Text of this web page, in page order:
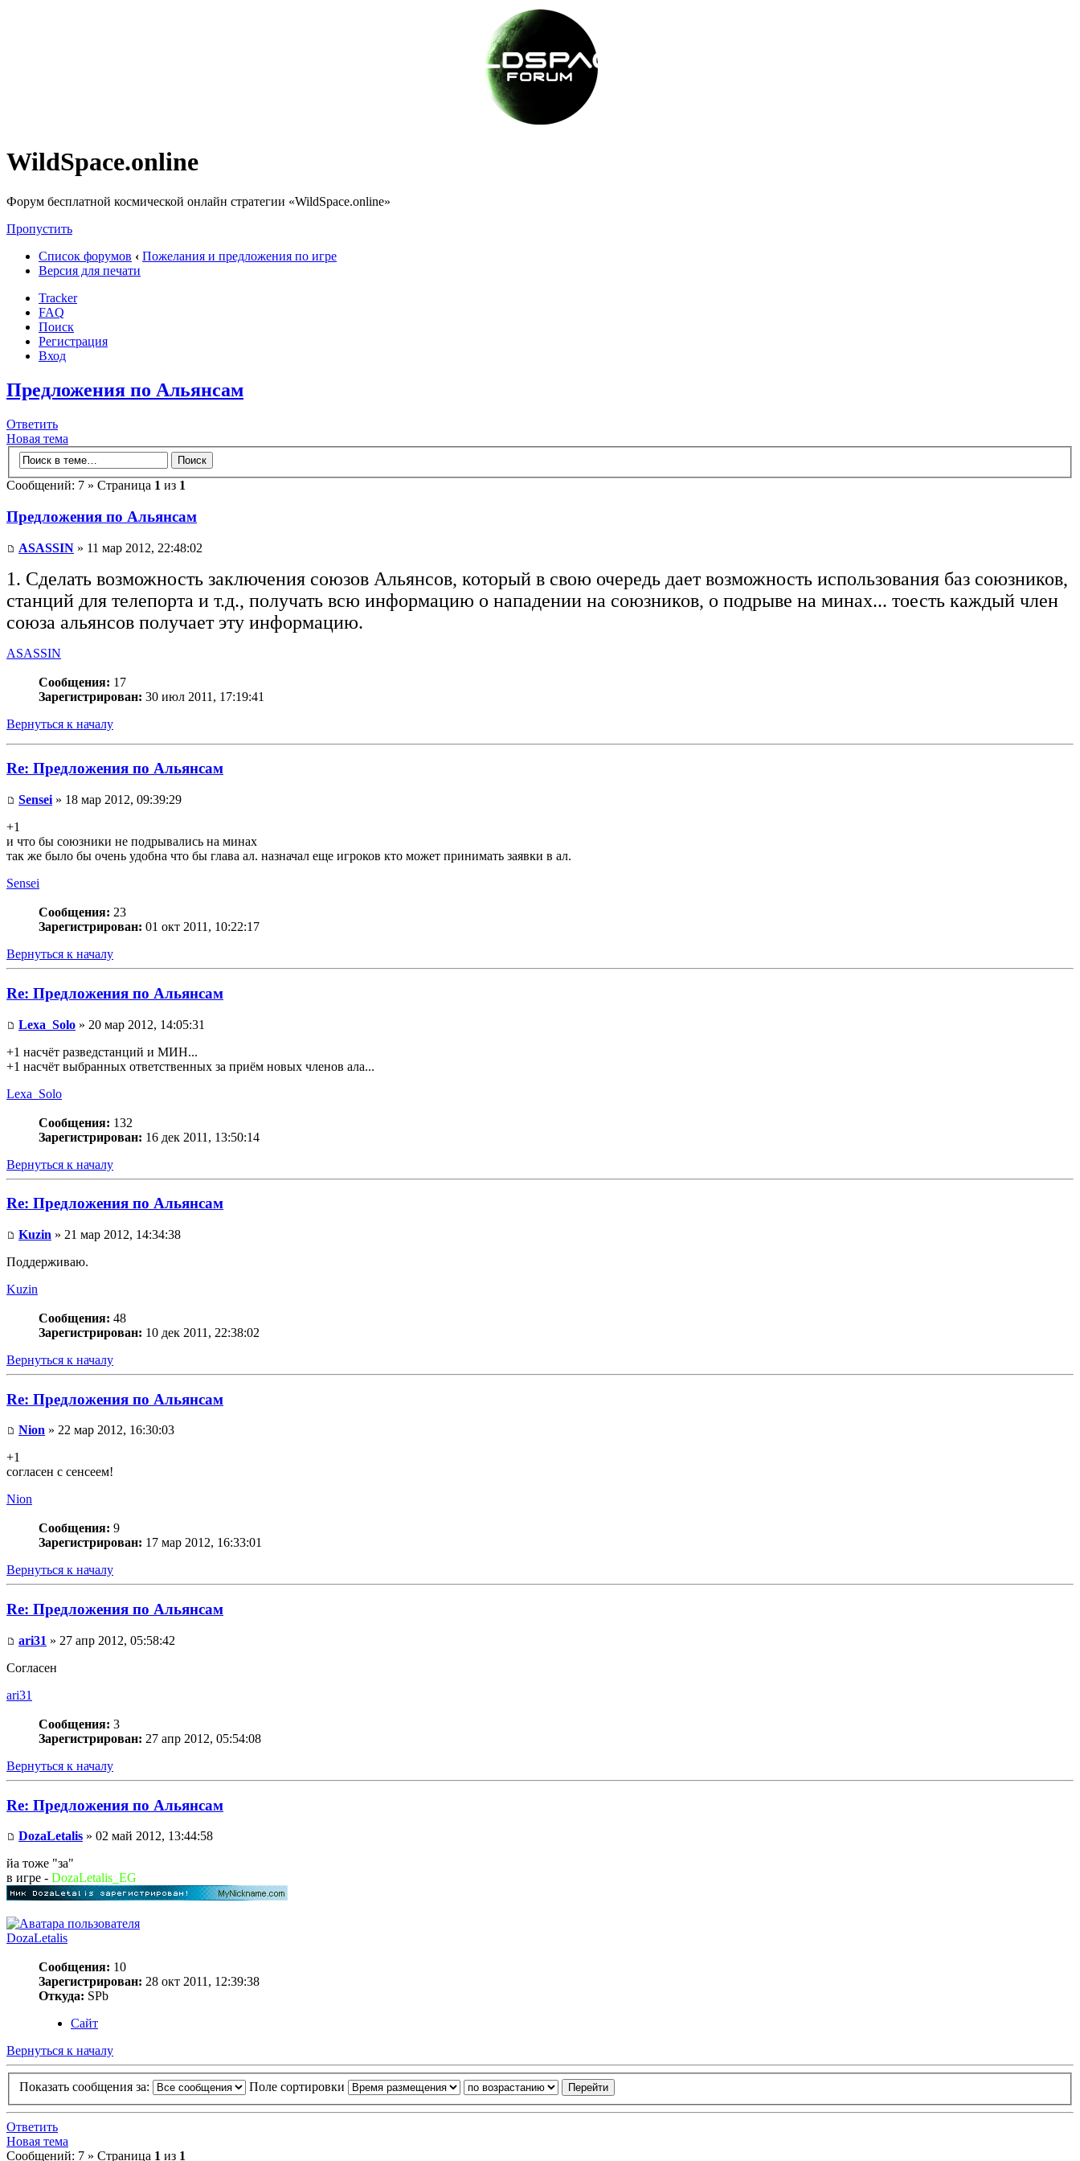
WildSpace.online
Форум бесплатной космической онлайн стратегии «WildSpace.online»
Пропустить
Список форумов ‹ Пожелания и предложения по игре
Версия для печати
Tracker
FAQ
Поиск
Регистрация
Вход
Предложения по Альянсам
Ответить
Новая тема
Сообщений: 7 » Страница 1 из 1
Предложения по Альянсам
ASASSIN » 11 мар 2012, 22:48:02
1. Сделать возможность заключения союзов Альянсов, который в свою очередь дает возможность использования баз союзников,
станций для телепорта и т.д., получать всю информацию о нападении на союзников, о подрыве на минах... тоесть каждый член
союза альянсов получает эту информацию.
ASASSIN
Сообщения: 17
Зарегистрирован: 30 июл 2011, 17:19:41
Вернуться к началу
Re: Предложения по Альянсам
Sensei » 18 мар 2012, 09:39:29
+1
и что бы союзники не подрывались на минах
так же было бы очень удобна что бы глава ал. назначал еще игроков кто может принимать заявки в ал.
Sensei
Сообщения: 23
Зарегистрирован: 01 окт 2011, 10:22:17
Вернуться к началу
Re: Предложения по Альянсам
Lexa_Solo » 20 мар 2012, 14:05:31
+1 насчёт разведстанций и МИН...
+1 насчёт выбранных ответственных за приём новых членов ала...
Lexa_Solo
Сообщения: 132
Зарегистрирован: 16 дек 2011, 13:50:14
Вернуться к началу
Re: Предложения по Альянсам
Kuzin » 21 мар 2012, 14:34:38
Поддерживаю.
Kuzin
Сообщения: 48
Зарегистрирован: 10 дек 2011, 22:38:02
Вернуться к началу
Re: Предложения по Альянсам
Nion » 22 мар 2012, 16:30:03
+1
согласен с сенсеем!
Nion
Сообщения: 9
Зарегистрирован: 17 мар 2012, 16:33:01
Вернуться к началу
Re: Предложения по Альянсам
ari31 » 27 апр 2012, 05:58:42
Согласен
ari31
Сообщения: 3
Зарегистрирован: 27 апр 2012, 05:54:08
Вернуться к началу
Re: Предложения по Альянсам
DozaLetalis » 02 май 2012, 13:44:58
йа тоже "за"
в игре - DozaLetalis_EG
DozaLetalis
Сообщения: 10
Зарегистрирован: 28 окт 2011, 12:39:38
Откуда: SPb
Сайт
Вернуться к началу
Показать сообщения за: Поле сортировки
Ответить
Новая тема
Сообщений: 7 » Страница 1 из 1